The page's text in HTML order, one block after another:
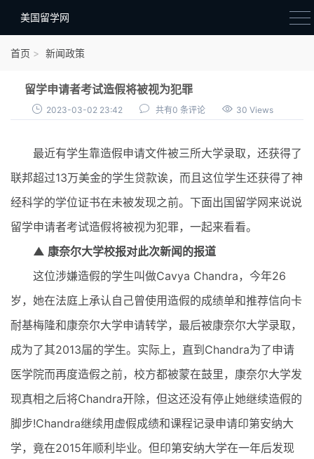
美国留学网
院校选择
材料准备
签证办理
留学生活
首页 新闻政策
留学申请者考试造假将被视为犯罪
2023-03-02 23:42 共有0 条评论 30 Views
最近有学生靠造假申请文件被三所大学录取，还获得了
联邦超过13万美金的学生贷款诶，而且这位学生还获得了神
经科学的学位证书在未被发现之前。下面出国留学网来说说
留学申请者考试造假将被视为犯罪，一起来看看。
▲ 康奈尔大学校报对此次新闻的报道
这位涉嫌造假的学生叫做Cavya Chandra，今年26
岁，她在法庭上承认自己曾使用造假的成绩单和推荐信向卡
耐基梅隆和康奈尔大学申请转学，最后被康奈尔大学录取，
成为了其2013届的学生。实际上，直到Chandra为了申请
医学院而再度造假之前，校方都被蒙在鼓里，康奈尔大学发
现真相之后将Chandra开除，但这还没有停止她继续造假的
脚步!Chandra继续用虚假成绩和课程记录申请印第安纳大
学，竟在2015年顺利毕业。但印第安纳大学在一年后发现